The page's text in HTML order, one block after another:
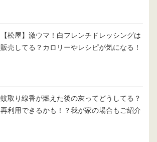
【松屋】激ウマ！白フレンチドレッシングは
販売してる？カロリーやレシピが気になる！
蚊取り線香が燃えた後の灰ってどうしてる？
再利用できるかも！？我が家の場合もご紹介